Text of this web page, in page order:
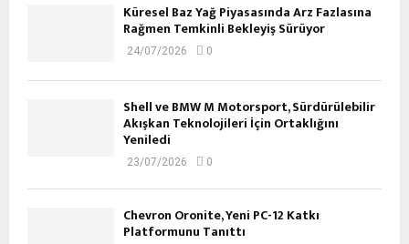
Küresel Baz Yağ Piyasasında Arz Fazlasına
Rağmen Temkinli Bekleyiş Sürüyor
24/07/2026 0
Shell ve BMW M Motorsport, Sürdürülebilir
Akışkan Teknolojileri İçin Ortaklığını
Yeniledi
23/07/2026 0
Chevron Oronite, Yeni PC-12 Katkı
Platformunu Tanıttı